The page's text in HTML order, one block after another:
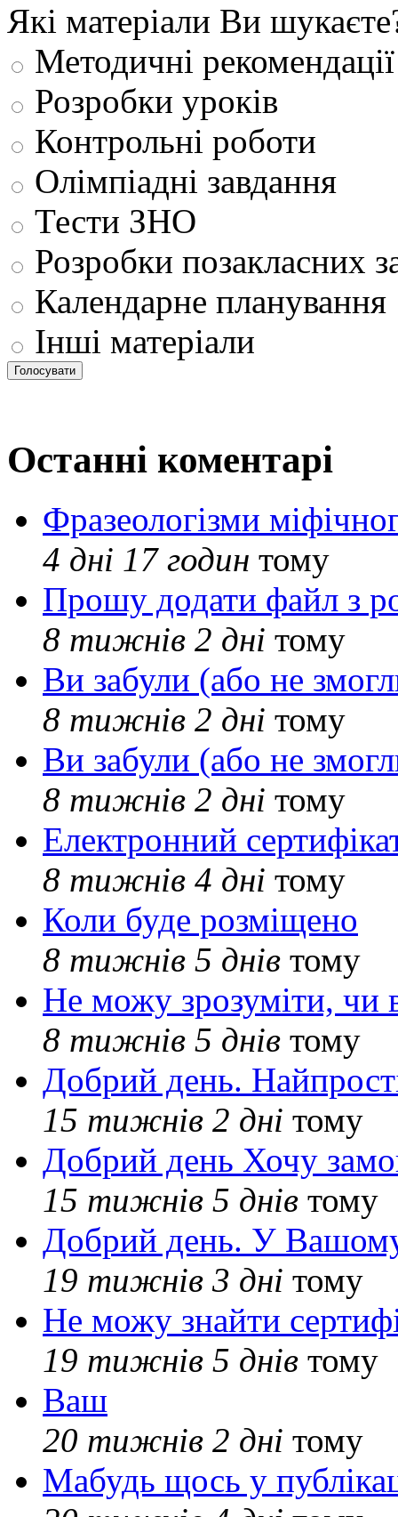
Які матеріали Ви
Методичні рекомендації
Розробки уроків
Контрольні роботи
Олімпіадні завдання
Тести ЗНО
Розробки позакласних
Календарне планування
Інші матеріали
Останні коментарі
Фразеологізми
4 дні 17 годин тому
Прошу додати файл з
8 тижнів 2 дні тому
Ви забули (або не
8 тижнів 2 дні тому
Ви забули (або не
8 тижнів 2 дні тому
Електронний
8 тижнів 4 дні тому
Коли буде розміщено
8 тижнів 5 днів тому
Не можу зрозуміти, чи
8 тижнів 5 днів тому
Добрий день.
15 тижнів 2 дні тому
Добрий день Хочу
15 тижнів 5 днів тому
Добрий день. У Вашому
19 тижнів 3 дні тому
Не можу знайти
19 тижнів 5 днів тому
Ваш
20 тижнів 2 дні тому
Мабудь щось у